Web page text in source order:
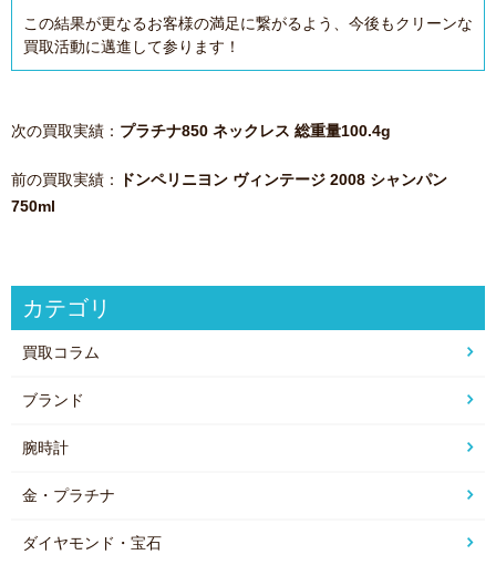
この結果が更なるお客様の満足に繋がるよう、今後もクリーンな
買取活動に邁進して参ります！
次の買取実績： プラチナ850 ネックレス 総重量100.4g
前の買取実績：
ドンペリニヨン ヴィンテージ 2008 シャンパン
750ml
カテゴリ
買取コラム
ブランド
腕時計
金・プラチナ
ダイヤモンド・宝石